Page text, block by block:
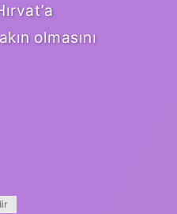
olmasını